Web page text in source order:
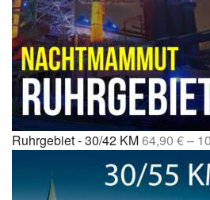
Ruhrgebiet - 30/42 KM64,90 €–